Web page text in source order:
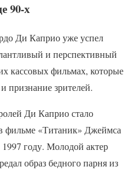
90-х
Ди Каприо уже успел
и перспективный
кассовых фильмах, которые
признание зрителей.
Ди Каприо стало
фильме «Титаник» Джеймса
году. Молодой актер
образ бедного парня из